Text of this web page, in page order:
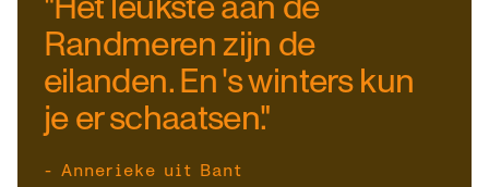
Randmeren zijn de
eilanden. En 's winters kun
je er schaatsen."
- Annerieke uit Bant